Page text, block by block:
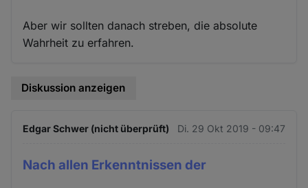
Aber wir sollten danach streben, die absolute
Wahrheit zu erfahren.
Diskussion anzeigen
Edgar Schwer (nicht überprüft) Di. 29 Okt 2019 - 09:47
Nach allen Erkenntnissen der